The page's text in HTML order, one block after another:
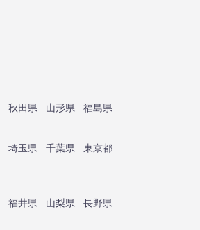
秋田県 山形県
福島県
埼玉県 千葉県
東京都
福井県 山梨県
長野県